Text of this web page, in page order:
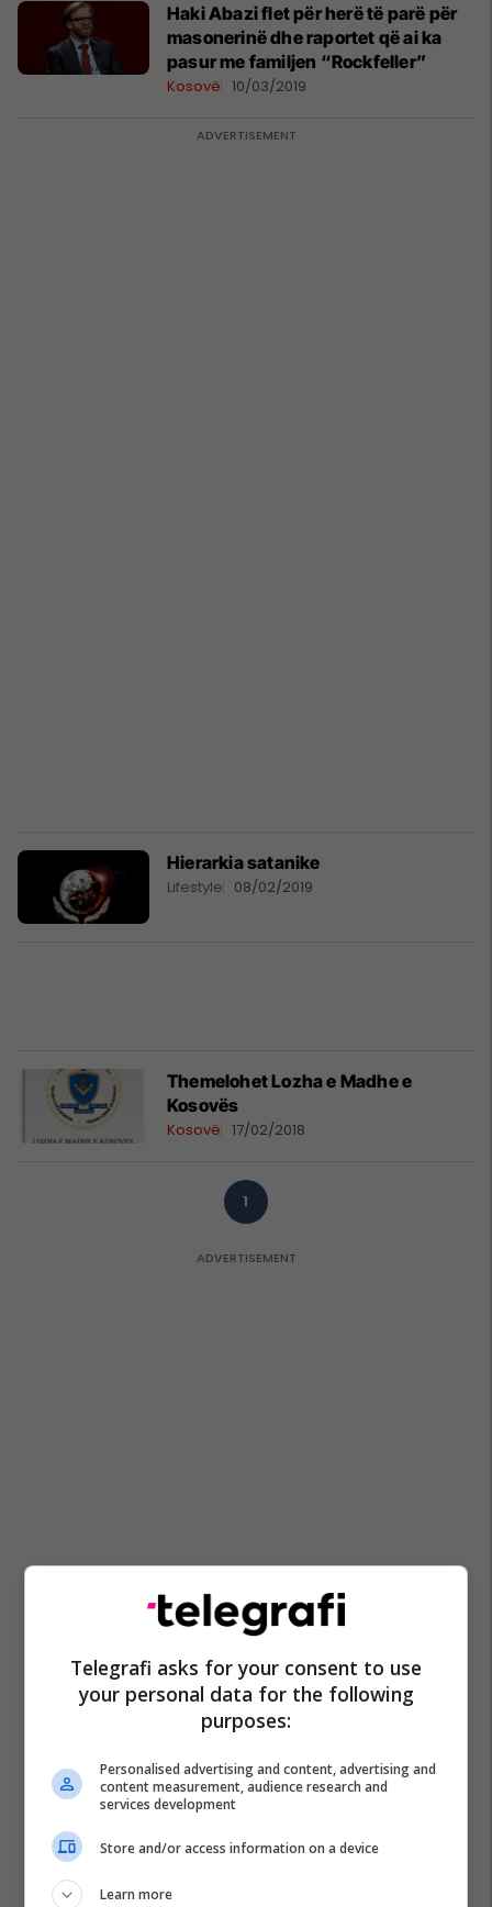
Haki Abazi flet për herë të parë për
masonerinë dhe raportet që ai ka
pasur me familjen “Rockfeller”
Kosovë 10/03/2019
Hierarkia satanike
Lifestyle 08/02/2019
Themelohet Lozha e Madhe e
Kosovës
Kosovë 17/02/2018
1
Telegrafi asks for your consent to use
your personal data for the following
purposes:
Personalised advertising and content, advertising and
content measurement, audience research and
services development
Store and/or access information on a device
Learn more